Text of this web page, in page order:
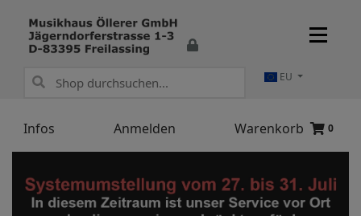
Infos Anmelden Warenkorb 0
EU